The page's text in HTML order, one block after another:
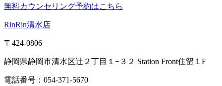
無料カウンセリング予約はこちら
RinRin清水店
〒424-0806
静岡県静岡市清水区辻２丁目１−３２ Station Front住留１F
電話番号：054-371-5670